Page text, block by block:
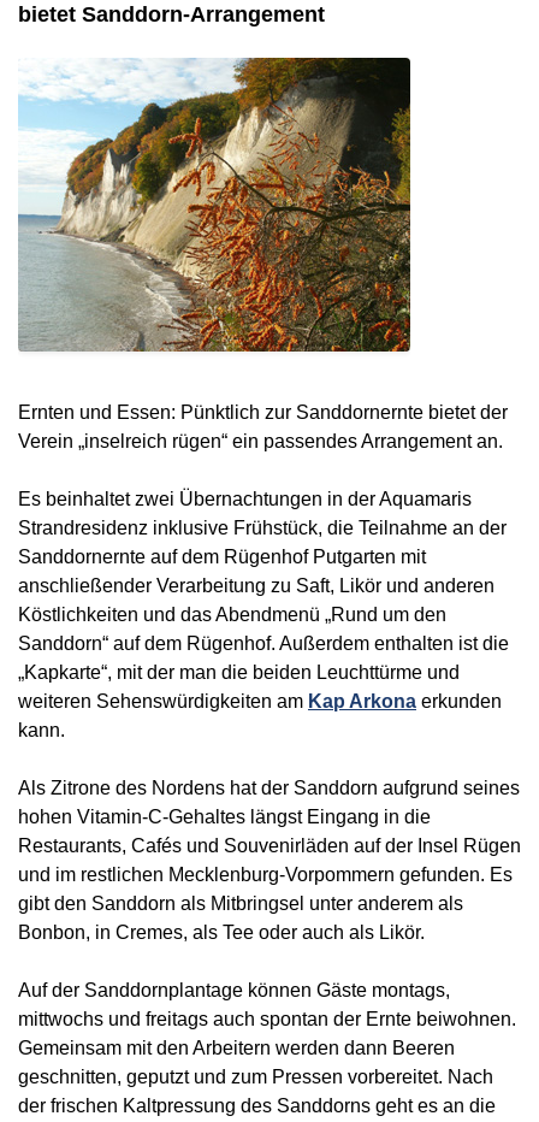
bietet Sanddorn-Arrangement
Ernten und Essen: Pünktlich zur Sanddornernte bietet der
Verein „inselreich rügen“ ein passendes Arrangement an.
Es beinhaltet zwei Übernachtungen in der Aquamaris
Strandresidenz inklusive Frühstück, die Teilnahme an der
Sanddornernte auf dem Rügenhof Putgarten mit
anschließender Verarbeitung zu Saft, Likör und anderen
Köstlichkeiten und das Abendmenü „Rund um den
Sanddorn“ auf dem Rügenhof. Außerdem enthalten ist die
„Kapkarte“, mit der man die beiden Leuchttürme und
weiteren Sehenswürdigkeiten am Kap Arkona erkunden
kann.
Als Zitrone des Nordens hat der Sanddorn aufgrund seines
hohen Vitamin-C-Gehaltes längst Eingang in die
Restaurants, Cafés und Souvenirläden auf der Insel Rügen
und im restlichen Mecklenburg-Vorpommern gefunden. Es
gibt den Sanddorn als Mitbringsel unter anderem als
Bonbon, in Cremes, als Tee oder auch als Likör.
Auf der Sanddornplantage können Gäste montags,
mittwochs und freitags auch spontan der Ernte beiwohnen.
Gemeinsam mit den Arbeitern werden dann Beeren
geschnitten, geputzt und zum Pressen vorbereitet. Nach
der frischen Kaltpressung des Sanddorns geht es an die